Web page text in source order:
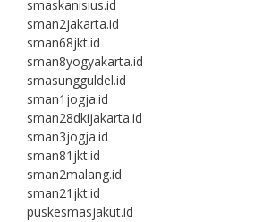
smaskanisius.id
sman2jakarta.id
sman68jkt.id
sman8yogyakarta.id
smasungguldel.id
sman1jogja.id
sman28dkijakarta.id
sman3jogja.id
sman81jkt.id
sman2malang.id
sman21jkt.id
puskesmasjakut.id